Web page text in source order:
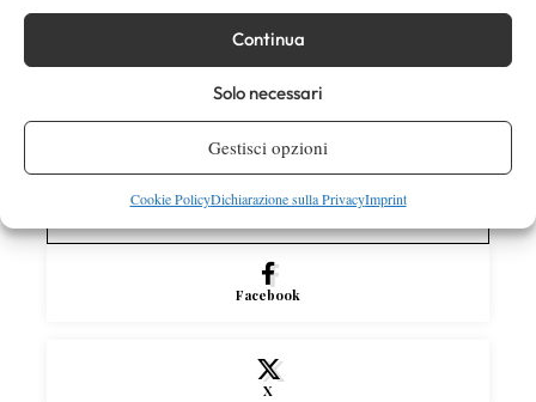
Continua
Solo necessari
Gestisci opzioni
Cookie PolicyDichiarazione sulla PrivacyImprint
Masters 1000 Montreal 2026: Darderi
Facebook
X